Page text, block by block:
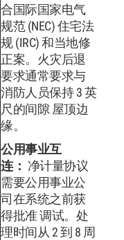
合国际国家电气
规范 (NEC) 住宅法
规 (IRC) 和当地修
正案。火灾后退
要求通常要求与
消防人员保持 3 英
尺的间隙 屋顶边
缘。
公用事业互
连： 净计量协议
需要公用事业公
司在系统之前获
得批准 调试。处
理时间从 2 到 8 周